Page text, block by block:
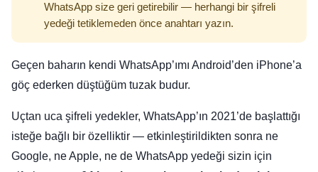
WhatsApp size geri getirebilir — herhangi bir şifreli
yedeği tetiklemeden önce anahtarı yazın.
Geçen baharın kendi WhatsApp’ımı Android’den iPhone’a
göç ederken düştüğüm tuzak budur.
Uçtan uca şifreli yedekler, WhatsApp’ın 2021’de başlattığı
isteğe bağlı bir özelliktir — etkinleştirildikten sonra ne
Google, ne Apple, ne de WhatsApp yedeği sizin için